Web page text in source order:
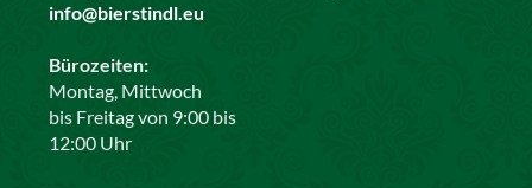
info@bierstindl.eu
Bürozeiten:
Montag, Mittwoch
bis Freitag von 9:00 bis
12:00 Uhr